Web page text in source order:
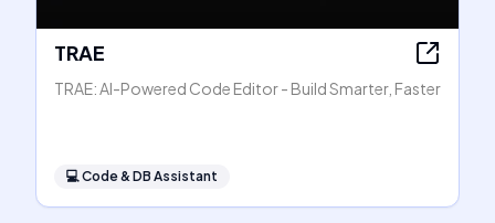
TRAE
TRAE: AI-Powered Code Editor - Build Smarter, Faster
💻Code & DB Assistant